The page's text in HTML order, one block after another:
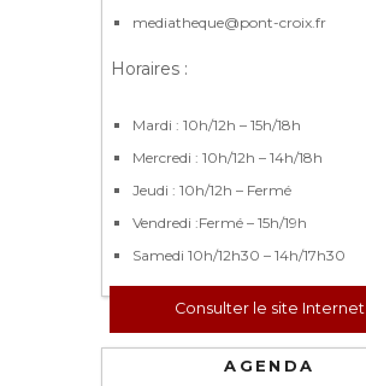
mediatheque@pont-croix.fr
Horaires :
Mardi : 10h/12h – 15h/18h
Mercredi : 10h/12h – 14h/18h
Jeudi : 10h/12h – Fermé
Vendredi :Fermé – 15h/19h
Samedi 10h/12h30 – 14h/17h30
Consulter le site Internet
AGENDA